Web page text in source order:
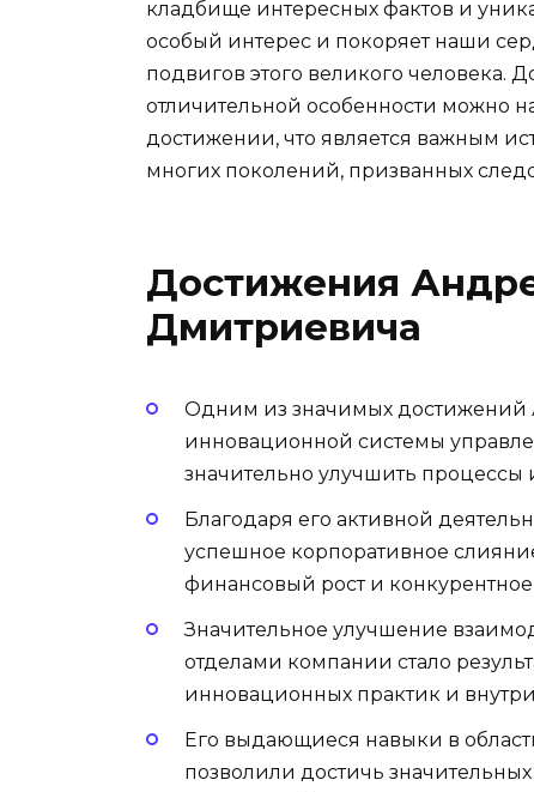
кладбище интересных фактов и
особый интерес и покоряет наши
подвигов этого великого человека.
отличительной особенности можно
достижении, что является важным
многих поколений, призванных
Достижения
Дмитриевича
Одним из значимых достижений
инновационной системы
значительно улучшить процессы
Благодаря его активной
успешное корпоративное
финансовый рост и
Значительное улучшение
отделами компании стало
инновационных практик и
Его выдающиеся навыки в
позволили достичь